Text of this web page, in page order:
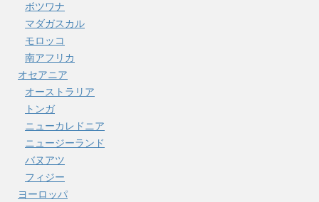
ボツワナ
マダガスカル
モロッコ
南アフリカ
オセアニア
オーストラリア
トンガ
ニューカレドニア
ニュージーランド
バヌアツ
フィジー
ヨーロッパ